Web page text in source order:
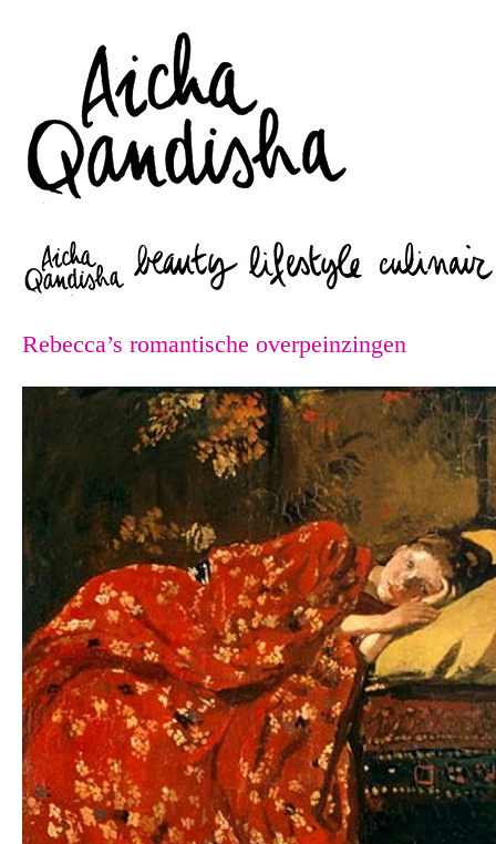
Rebecca’s romantische overpeinzingen